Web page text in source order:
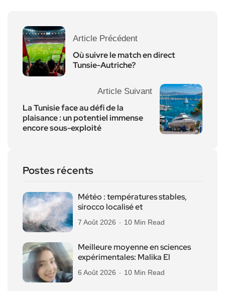
Article Précédent
Où suivre le match en direct
Tunsie-Autriche?
Article Suivant
La Tunisie face au défi de la
plaisance : un potentiel immense
encore sous-exploité
Postes récents
Météo : températures stables,
sirocco localisé et
7 Août 2026 10 Min Read
Meilleure moyenne en sciences
expérimentales: Malika El
6 Août 2026 10 Min Read